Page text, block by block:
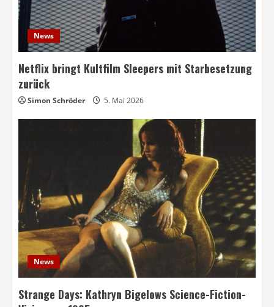
News
Netflix bringt Kultfilm Sleepers mit Starbesetzung
zurück
Simon Schröder 5. Mai 2026
News
Strange Days: Kathryn Bigelows Science-Fiction-